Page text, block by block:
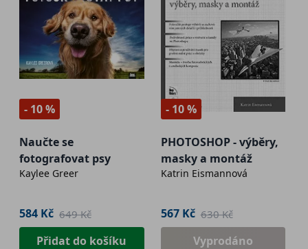
- 10 %
Naučte se
fotografovat psy
Kaylee Greer
584 Kč 649 Kč
Přidat do košíku
- 10 %
PHOTOSHOP - výběry,
masky a montáž
Katrin Eismannová
567 Kč 630 Kč
Vyprodáno